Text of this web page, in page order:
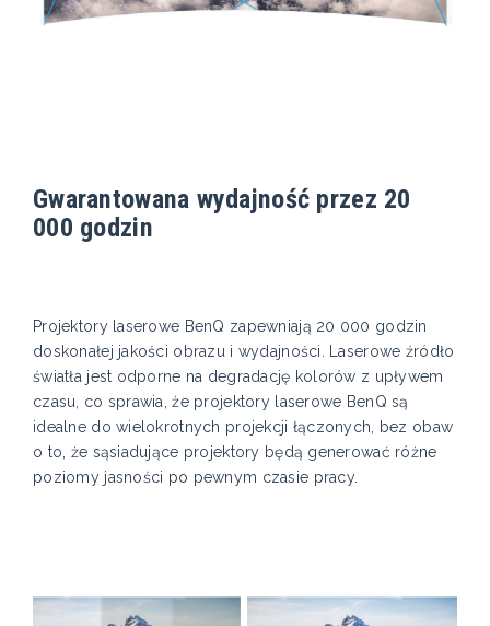
Gwarantowana wydajność przez 20
000 godzin
Projektory laserowe BenQ zapewniają 20 000 godzin
doskonałej jakości obrazu i wydajności. Laserowe źródło
światła jest odporne na degradację kolorów z upływem
czasu, co sprawia, że projektory laserowe BenQ są
idealne do wielokrotnych projekcji łączonych, bez obaw
o to, że sąsiadujące projektory będą generować różne
poziomy jasności po pewnym czasie pracy.